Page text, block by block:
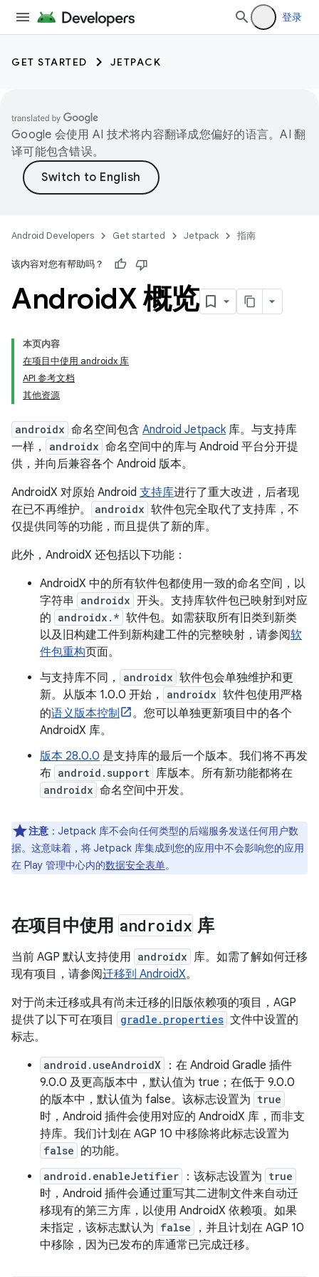
登录
GET STARTED JETPACK
Google 会使用 AI 技术将内容翻译成您偏好的语言。AI 翻
译可能包含错误。
Android Developers Get started Jetpack 指南
该内容对您有帮助吗？
AndroidX 概览
本页内容
在项目中使用 androidx 库
API 参考文档
其他资源
androidx 命名空间包含 Android Jetpack库。与支持库
一样，
androidx 命名空间中的库与 Android 平台分开提
供，并向后兼容各个 Android 版本。
AndroidX 对原始 Android 支持库进行了重大改进，后者现
在已不再维护。
androidx 软件包完全取代了支持库，不
仅提供同等的功能，而且提供了新的库。
此外，AndroidX 还包括以下功能：
AndroidX 中的所有软件包都使用一致的命名空间，以
字符串
androidx 开头。支持库软件包已映射到对应
的 androidx.* 软件包。如需获取所有旧类到新类
以及旧构建工件到新构建工件的完整映射，请参阅软
件包重构页面。
与支持库不同，
androidx 软件包会单独维护和更
新。从版本 1.0.0 开始，
androidx 软件包使用严格
的语义版本控制
。您可以单独更新项目中的各个
AndroidX 库。
版本 28.0.0 是支持库的最后一个版本。我们将不再发
布 android.support 库版本。所有新功能都将在
androidx 命名空间中开发。
注意 ： Jetpack 库不会向任何类型的后端服务发送任何用户数
据。这意味着，将 Jetpack 库集成到您的应用中不会影响您的应用
在 Play 管理中心内的数据安全表单。
在项目中使用 androidx 库
当前 AGP 默认支持使用 androidx 库。如需了解如何迁移
现有项目，请参阅迁移到 AndroidX。
对于尚未迁移或具有尚未迁移的旧版依赖项的项目，AGP
提供了以下可在项目
gradle.properties 文件中设置的
标志。
android.useAndroidX
：在 Android Gradle 插件
9.0.0 及更高版本中，默认值为 true；在低于 9.0.0
的版本中，默认值为 false。该标志设置为 true
时，Android 插件会使用对应的 AndroidX 库，而非支
持库。我们计划在 AGP 10 中移除将此标志设置为
false 的功能。
android.enableJetifier ：该标志设置为 true
时，Android 插件会通过重写其二进制文件来自动迁
移现有的第三方库，以使用 AndroidX 依赖项。如果
未指定，该标志默认为 false
，并且计划在 AGP 10
中移除，因为已发布的库通常已完成迁移。